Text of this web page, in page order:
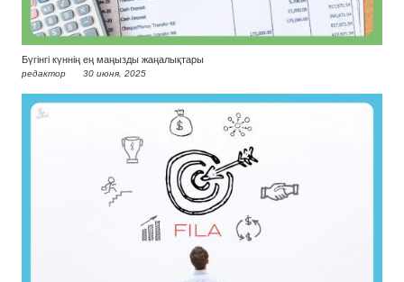
Бүгінгі күннің ең маңызды жаңалықтары
редактор 30 июня, 2025